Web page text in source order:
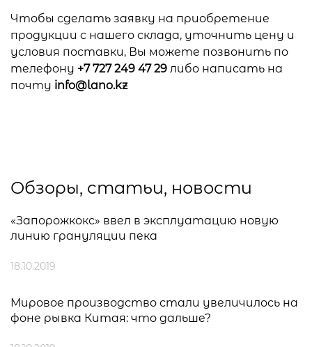
Чтобы сделать заявку на приобретение
продукции с нашего склада, уточнить цену и
условия поставки, Вы можете позвонить по
телефону +7 727 249 47 29 либо написать на
почту info@lano.kz
Обзоры, статьи, новости
«Запорожкокс» ввел в эксплуатацию новую
линию грануляции пека
18.10.2019
Мировое производство стали увеличилось на
фоне рывка Китая: что дальше?